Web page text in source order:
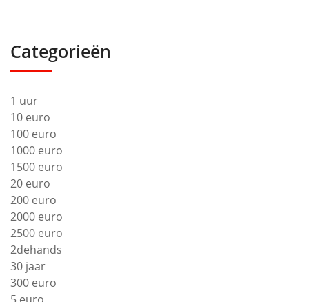
Categorieën
1 uur
10 euro
100 euro
1000 euro
1500 euro
20 euro
200 euro
2000 euro
2500 euro
2dehands
30 jaar
300 euro